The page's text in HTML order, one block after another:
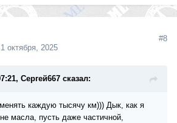
1 октября, 2025
#8
Сергей667 сказал:
каждую тысячу км))) Дык, как я
масла, пусть даже частичной,